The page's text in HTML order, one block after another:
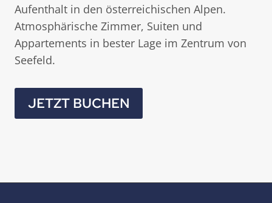
Aufenthalt in den österreichischen Alpen.
Atmosphärische Zimmer, Suiten und
Appartements in bester Lage im Zentrum von
Seefeld.
JETZT BUCHEN